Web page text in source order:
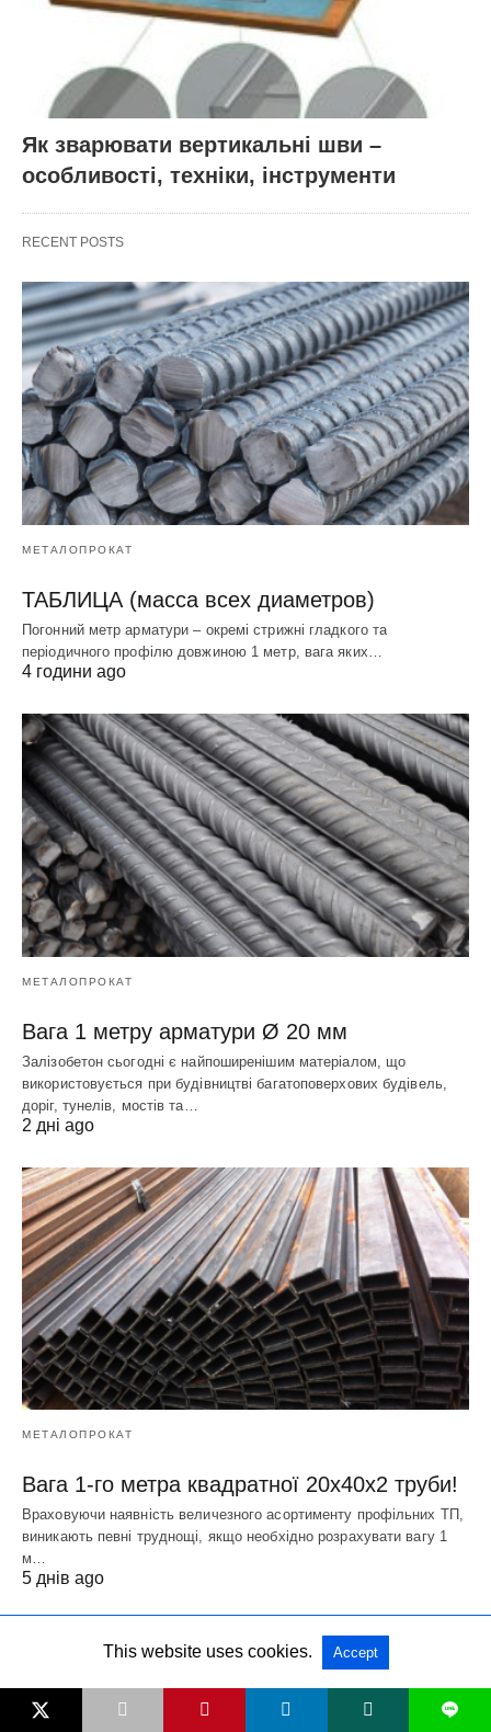
Як зварювати вертикальні шви –
особливості, техніки, інструменти
RECENT POSTS
МЕТАЛОПРОКАТ
ТАБЛИЦА (масса всех диаметров)
Погонний метр арматури – окремі стрижні гладкого та
періодичного профілю довжиною 1 метр, вага яких…
4 години ago
МЕТАЛОПРОКАТ
Вага 1 метру арматури Ø 20 мм
Залізобетон сьогодні є найпоширенішим матеріалом, що
використовується при будівництві багатоповерхових будівель,
доріг, тунелів, мостів та…
2 дні ago
МЕТАЛОПРОКАТ
Вага 1-го метра квадратної 20х40х2 труби!
Враховуючи наявність величезного асортименту профільних ТП,
виникають певні труднощі, якщо необхідно розрахувати вагу 1
м…
5 днів ago
L
This website uses cookies. Accept